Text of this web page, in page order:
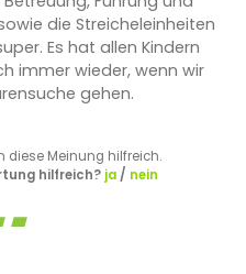
die Streicheleinheiten
Es hat allen Kindern
immer wieder, wenn wir
gehen.
diese Meinung hilfreich.
hilfreich? ja/ nein